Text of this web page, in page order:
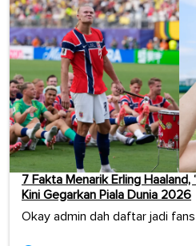
7 Fakta Menarik Erling Haaland,
Kini Gegarkan Piala Dunia 2026
Okay admin dah daftar jadi